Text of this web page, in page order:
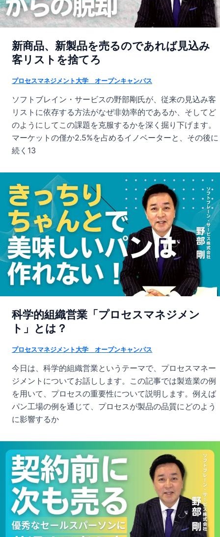
新商品、新製品を売るのであれば見込み
客リストを捨てろ
プロセスマネジメント大学 オープンキャンパス
ソフトブレイン・サービスの野部剛氏が、従来の見込み客
リストに依存する方法がなぜ非効率的であるか、そしてど
のようにしてこの課題を克服するかを深く掘り下げます。
マーケットの僅か2.5%を占めるイノベーターと、その後に
続く13
科学的組織営業「プロセスマネジメン
ト」とは？
プロセスマネジメント大学 オープンキャンパス
今日は、科学的組織営業というテーマで、プロセスマネー
ジメントについてお話しします。この記事では製造業の例
を用いて、プロセスの重要性について説明します。例えば
パン工場の例を通じて、プロセスが製品の品質にどのよう
に影響するか